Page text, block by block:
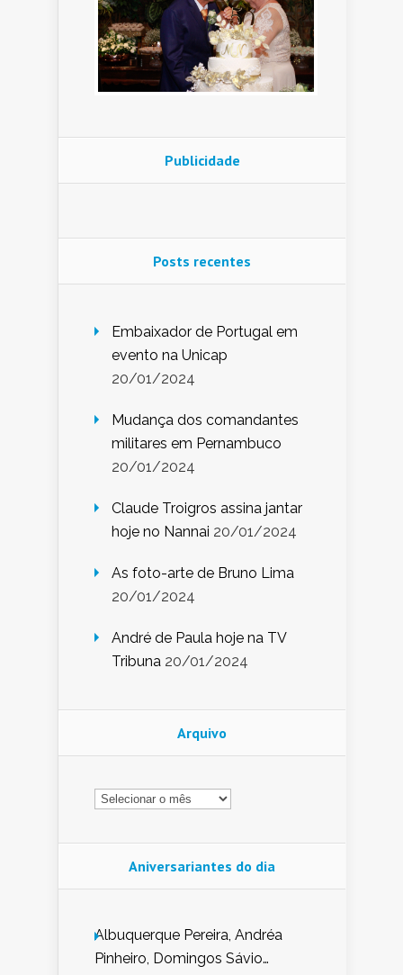
Publicidade
Posts recentes
Embaixador de Portugal em
evento na Unicap
20/01/2024
Mudança dos comandantes
militares em Pernambuco
20/01/2024
Claude Troigros assina jantar
hoje no Nannai 20/01/2024
As foto-arte de Bruno Lima
20/01/2024
André de Paula hoje na TV
Tribuna 20/01/2024
Arquivo
Arquivo
Aniversariantes do dia
Albuquerque Pereira, Andréa
Pinheiro, Domingos Sávio